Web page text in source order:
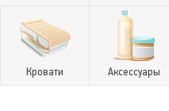
Кровати Аксессуары